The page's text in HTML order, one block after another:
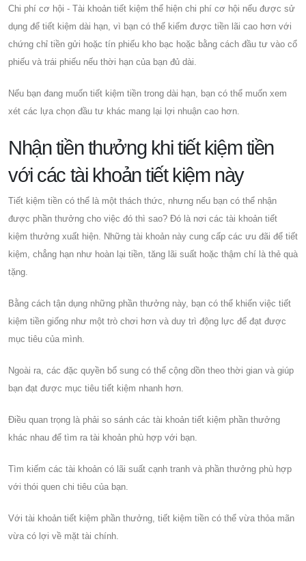
Chi phí cơ hội - Tài khoản tiết kiệm thể hiện chi phí cơ hội nếu được sử
dụng để tiết kiệm dài hạn, vì bạn có thể kiếm được tiền lãi cao hơn với
chứng chỉ tiền gửi hoặc tín phiếu kho bạc hoặc bằng cách đầu tư vào cổ
phiếu và trái phiếu nếu thời hạn của bạn đủ dài.
Nếu bạn đang muốn tiết kiệm tiền trong dài hạn, bạn có thể muốn xem
xét các lựa chọn đầu tư khác mang lại lợi nhuận cao hơn.
Nhận tiền thưởng khi tiết kiệm tiền
với các tài khoản tiết kiệm này
Tiết kiệm tiền có thể là một thách thức, nhưng nếu bạn có thể nhận
được phần thưởng cho việc đó thì sao? Đó là nơi các tài khoản tiết
kiệm thưởng xuất hiện. Những tài khoản này cung cấp các ưu đãi để tiết
kiệm, chẳng hạn như hoàn lại tiền, tăng lãi suất hoặc thậm chí là thẻ quà
tặng.
Bằng cách tận dụng những phần thưởng này, bạn có thể khiến việc tiết
kiệm tiền giống như một trò chơi hơn và duy trì động lực để đạt được
mục tiêu của mình.
Ngoài ra, các đặc quyền bổ sung có thể cộng dồn theo thời gian và giúp
bạn đạt được mục tiêu tiết kiệm nhanh hơn.
Điều quan trọng là phải so sánh các tài khoản tiết kiệm phần thưởng
khác nhau để tìm ra tài khoản phù hợp với bạn.
Tìm kiếm các tài khoản có lãi suất cạnh tranh và phần thưởng phù hợp
với thói quen chi tiêu của bạn.
Với tài khoản tiết kiệm phần thưởng, tiết kiệm tiền có thể vừa thỏa mãn
vừa có lợi về mặt tài chính.